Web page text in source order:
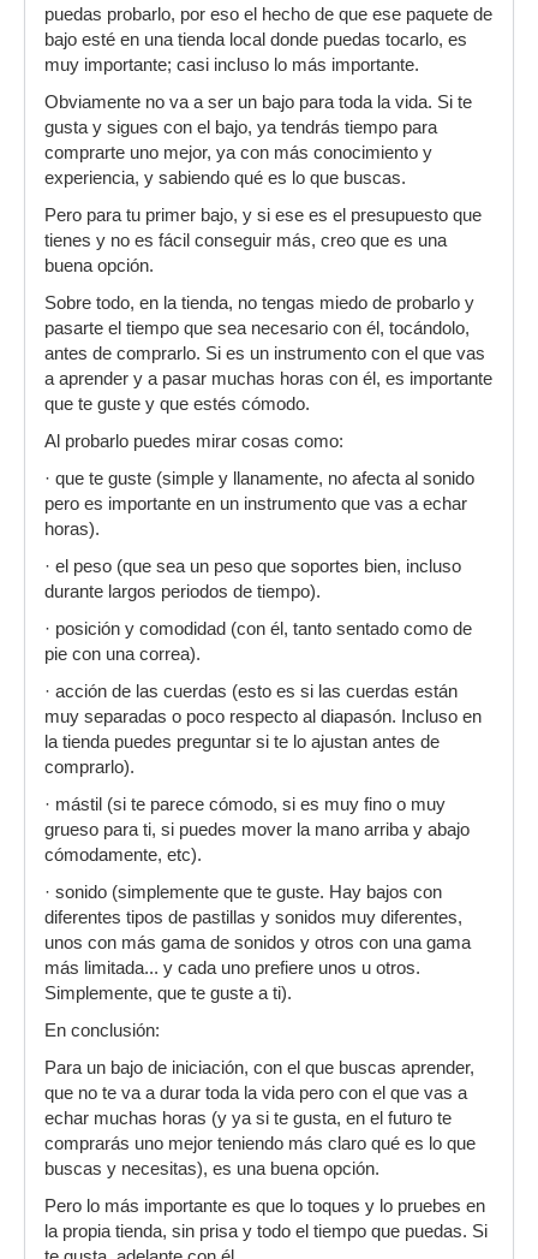
puedas probarlo, por eso el hecho de que ese paquete de
bajo esté en una tienda local donde puedas tocarlo, es
muy importante; casi incluso lo más importante.
Obviamente no va a ser un bajo para toda la vida. Si te
gusta y sigues con el bajo, ya tendrás tiempo para
comprarte uno mejor, ya con más conocimiento y
experiencia, y sabiendo qué es lo que buscas.
Pero para tu primer bajo, y si ese es el presupuesto que
tienes y no es fácil conseguir más, creo que es una
buena opción.
Sobre todo, en la tienda, no tengas miedo de probarlo y
pasarte el tiempo que sea necesario con él, tocándolo,
antes de comprarlo. Si es un instrumento con el que vas
a aprender y a pasar muchas horas con él, es importante
que te guste y que estés cómodo.
Al probarlo puedes mirar cosas como:
· que te guste (simple y llanamente, no afecta al sonido
pero es importante en un instrumento que vas a echar
horas).
· el peso (que sea un peso que soportes bien, incluso
durante largos periodos de tiempo).
· posición y comodidad (con él, tanto sentado como de
pie con una correa).
· acción de las cuerdas (esto es si las cuerdas están
muy separadas o poco respecto al diapasón. Incluso en
la tienda puedes preguntar si te lo ajustan antes de
comprarlo).
· mástil (si te parece cómodo, si es muy fino o muy
grueso para ti, si puedes mover la mano arriba y abajo
cómodamente, etc).
· sonido (simplemente que te guste. Hay bajos con
diferentes tipos de pastillas y sonidos muy diferentes,
unos con más gama de sonidos y otros con una gama
más limitada... y cada uno prefiere unos u otros.
Simplemente, que te guste a ti).
En conclusión:
Para un bajo de iniciación, con el que buscas aprender,
que no te va a durar toda la vida pero con el que vas a
echar muchas horas (y ya si te gusta, en el futuro te
comprarás uno mejor teniendo más claro qué es lo que
buscas y necesitas), es una buena opción.
Pero lo más importante es que lo toques y lo pruebes en
la propia tienda, sin prisa y todo el tiempo que puedas. Si